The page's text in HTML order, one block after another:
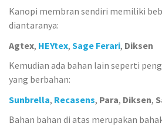
Kanopi membran sendiri memiliki
diantaranya:
Agtex, HEYtex, Sage Ferari, Diksen
Kemudian ada bahan lain seperti
yang berbahan:
Sunbrella, Recasens, Para, Diksen,
Bahan bahan di atas merupakan